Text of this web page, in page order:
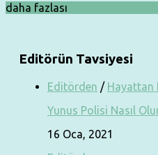
daha fazlası
Editörün Tavsiyesi
Editörden / Hayattan
Yunus Polisi Nasıl
16 Oca, 2021